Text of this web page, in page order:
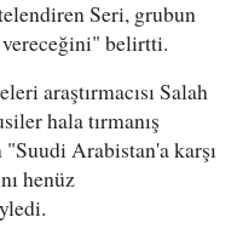
Seri, grubun
vereceğini" belirtti.
araştırmacısı Salah
hala tırmanış
Arabistan'a karşı
henüz